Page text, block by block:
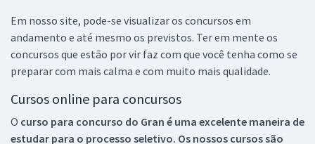
Em nosso site, pode-se visualizar os concursos em
andamento e até mesmo os previstos. Ter em mente os
concursos que estão por vir faz com que você tenha como se
preparar com mais calma e com muito mais qualidade.
Cursos online para concursos
O curso para concurso do Gran é uma excelente maneira de
estudar para o processo seletivo. Os nossos cursos são